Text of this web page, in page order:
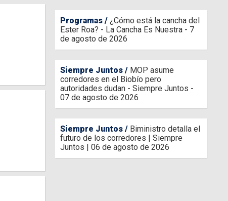
Programas
¿Cómo está la cancha del
Ester Roa? - La Cancha Es Nuestra - 7
de agosto de 2026
Siempre Juntos
MOP asume
corredores en el Biobío pero
autoridades dudan - Siempre Juntos -
07 de agosto de 2026
Siempre Juntos
Biministro detalla el
futuro de los corredores | Siempre
Juntos | 06 de agosto de 2026